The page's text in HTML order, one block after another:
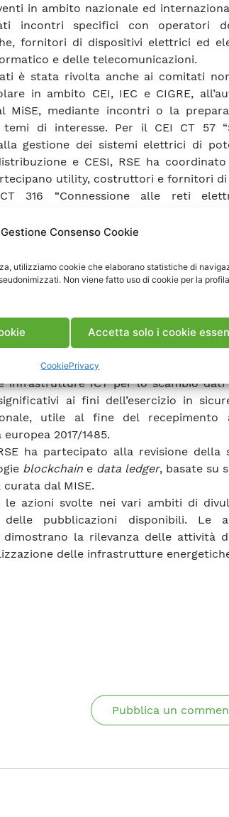
Gestione Consenso Cookie
utilizziamo cookie che elaborano statistiche di
Non viene fatto uso di cookie per la
Accetta solo i cookie
CookiePrivacy
in ambito nazionale ed
incontri specifici con operatori
fornitori di dispositivi elettrici ed
e delle telecomunicazioni.
è stata rivolta anche ai comitati
in ambito CEI, IEC e CIGRE,
MiSE, mediante incontri o la
di interesse. Per il CEI CT 57
gestione dei sistemi elettrici di
e CESI, RSE ha coordinato
utility, costruttori e fornitori di
316 “Connessione alle reti
CT 310 “Power Line Communications”,
dei dispositivi che si
generazione e che abilitano una
da parte degli utenti. Su
alla specifica del
di ricarica di veicoli elettrici,
funzionalità dei nuovi misuratori di
è stato anche il contributo relativo
infrastrutture ICT per lo scambio dati
ai fini dell’esercizio in
utile al fine del recepimento
2017/1485.
ha partecipato alla revisione della
blockchaine data ledger, basate su
dal MISE.
azioni svolte nei vari ambiti di
delle pubblicazioni disponibili. Le
dimostrano la rilevanza delle attività
delle infrastrutture
Pubblica un